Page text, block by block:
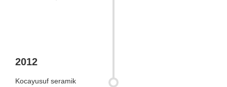
2012
Kocayusuf seramik